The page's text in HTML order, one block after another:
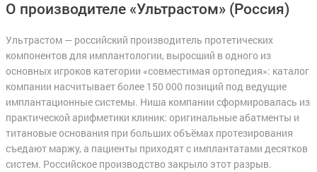
О производителе «Ультрастом» (Россия)
Ультрастом — российский производитель протетических
компонентов для имплантологии, выросший в одного из
основных игроков категории «совместимая ортопедия»: каталог
компании насчитывает более 150 000 позиций под ведущие
имплантационные системы. Ниша компании сформировалась из
практической арифметики клиник: оригинальные абатменты и
титановые основания при больших объёмах протезирования
съедают маржу, а пациенты приходят с имплантатами десятков
систем. Российское производство закрыло этот разрыв.